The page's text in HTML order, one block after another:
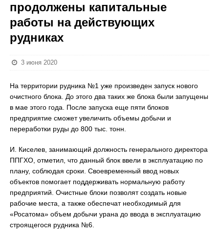
продолжены капитальные
работы на действующих
рудниках
3 июня 2020
На территории рудника №1 уже произведен запуск нового
очистного блока. До этого два таких же блока были запущены
в мае этого года. После запуска еще пяти блоков
предприятие сможет увеличить объемы добычи и
переработки руды до 800 тыс. тонн.
И. Киселев, занимающий должность генерального директора
ППГХО, отметил, что данный блок ввели в эксплуатацию по
плану, соблюдая сроки. Своевременный ввод новых
объектов помогает поддерживать нормальную работу
предприятий. Очистные блоки позволят создать новые
рабочие места, а также обеспечат необходимый для
«Росатома» объем добычи урана до ввода в эксплуатацию
строящегося рудника №6.